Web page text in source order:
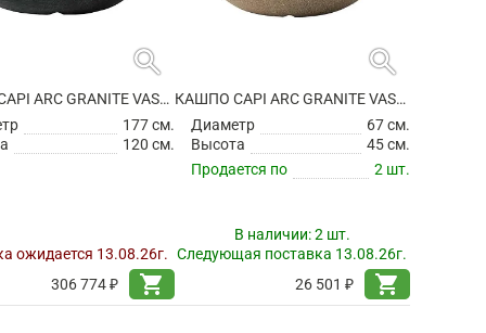
search
КАШПО CAPI ARC GRANITE VASE BALL BLACK
177 см.
120 см.
ожидается 13.08.26г.
306 774 ₽
shopping_cart
search
КАШПО CAPI ARC GRANITE VASE BALL WARM TAUPE
Диаметр
67 см.
Высота
45 см.
Продается по
2 шт.
В наличии:2 шт.
Следующая поставка 13.08.26г.
26 501 ₽
shopping_cart